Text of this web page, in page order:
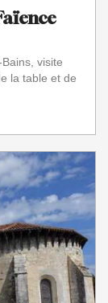
visite
la table et de